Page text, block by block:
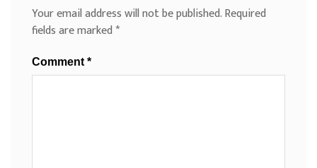
Your email address will not be published.Required
fields are marked*
Comment *